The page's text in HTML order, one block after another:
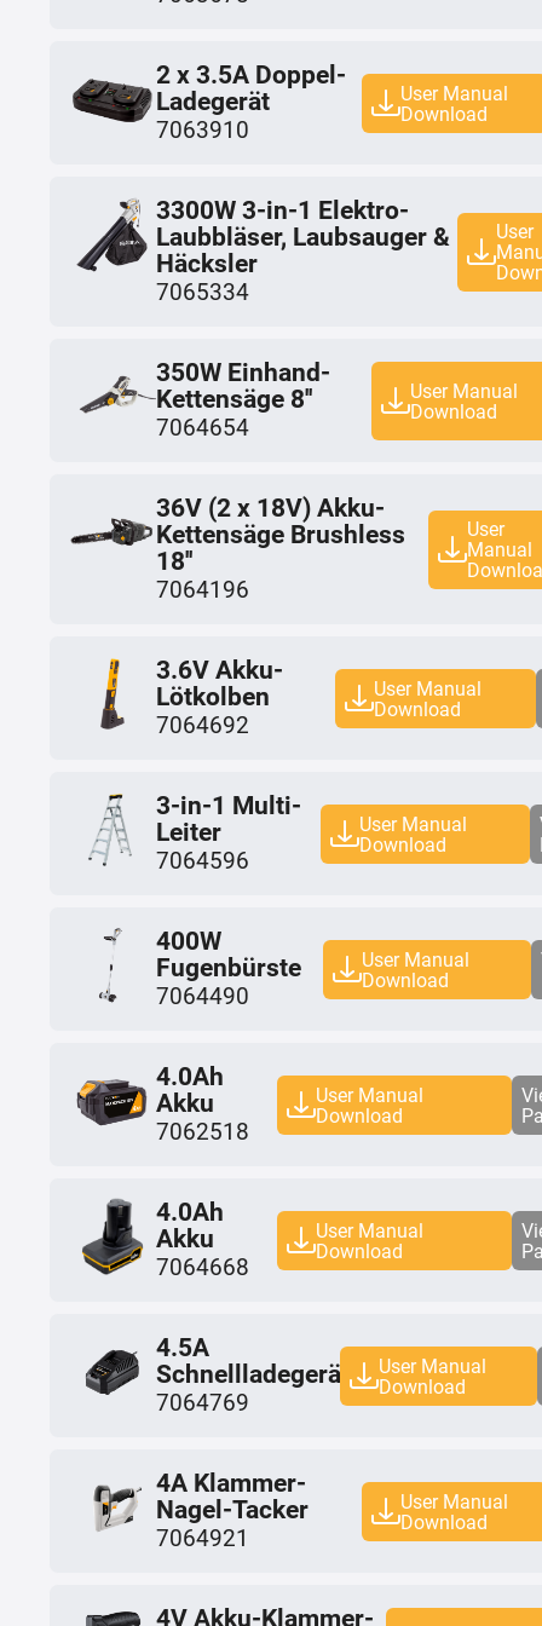
2 x 3.5A Doppel-
Ladegerät
7063910
User Manual
Download
3300W 3-in-1 Elektro-
Laubbläser, Laubsauger &
Häcksler
7065334
User
350W Einhand-
Kettensäge 8''
7064654
User Manual
Download
36V (2 x 18V) Akku-
Kettensäge Brushless
18''
7064196
User
Manual
3.6V Akku-
Lötkolben
7064692
User Manual
Download
3-in-1 Multi-
Leiter
7064596
User Manual
Download
400W
Fugenbürste
7064490
User Manual
Download
4.0Ah
Akku
7062518
User Manual
Download
4.0Ah
Akku
7064668
User Manual
Download
4.5A
Schnellladegerät
7064769
User Manual
Download
4A Klammer-
Nagel-Tacker
7064921
User Manual
Download
4V Akku-Klammer-